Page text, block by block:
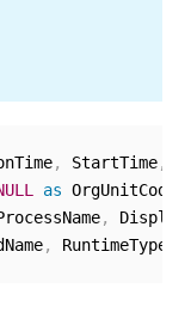
, StartTime,
as OrgUnitCode
,
, RuntimeType